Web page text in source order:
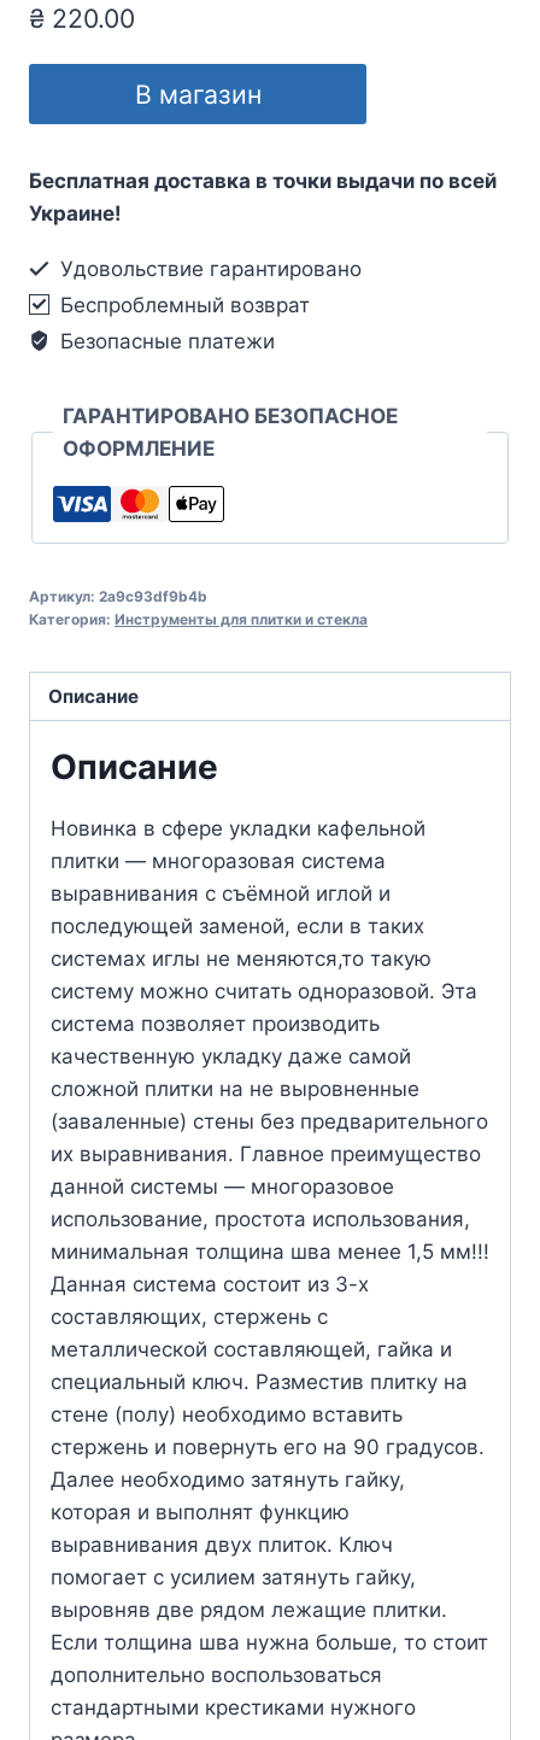
₴ 220.00
В магазин
Бесплатная доставка в точки выдачи по всей
Украине!
Удовольствие гарантировано
Беспроблемный возврат
Безопасные платежи
ГАРАНТИРОВАНО БЕЗОПАСНОЕ
ОФОРМЛЕНИЕ
Артикул: 2a9c93df9b4b
Категория: Инструменты для плитки и стекла
Описание
Описание
Новинка в сфере укладки кафельной
плитки — многоразовая система
выравнивания с съёмной иглой и
последующей заменой, если в таких
системах иглы не меняются,то такую
систему можно считать одноразовой. Эта
система позволяет производить
качественную укладку даже самой
сложной плитки на не выровненные
(заваленные) стены без предварительного
их выравнивания. Главное преимущество
данной системы — многоразовое
использование, простота использования,
минимальная толщина шва менее 1,5 мм!!!
Данная система состоит из 3-х
составляющих, стержень с
металлической составляющей, гайка и
специальный ключ. Разместив плитку на
стене (полу) необходимо вставить
стержень и повернуть его на 90 градусов.
Далее необходимо затянуть гайку,
которая и выполнят функцию
выравнивания двух плиток. Ключ
помогает с усилием затянуть гайку,
выровняв две рядом лежащие плитки.
Если толщина шва нужна больше, то стоит
дополнительно воспользоваться
стандартными крестиками нужного